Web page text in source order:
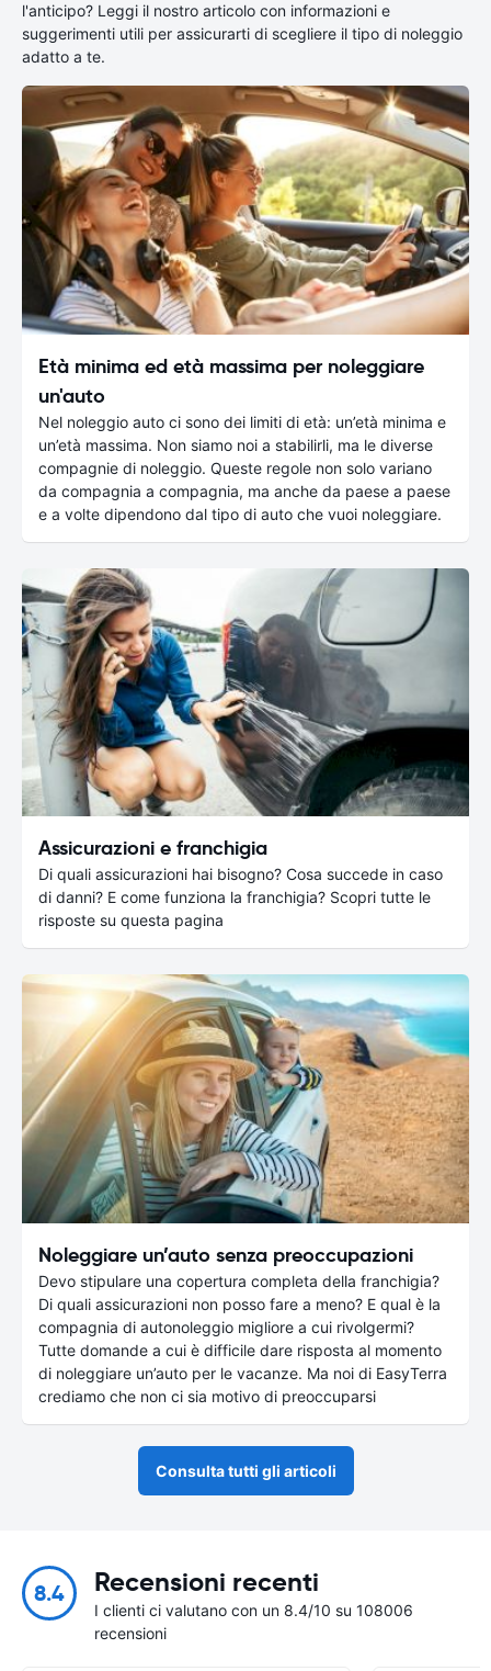
l'anticipo? Leggi il nostro articolo con informazioni e
suggerimenti utili per assicurarti di scegliere il tipo di noleggio
adatto a te.
Età minima ed età massima per noleggiare
un'auto
Nel noleggio auto ci sono dei limiti di età: un’età minima e
un’età massima. Non siamo noi a stabilirli, ma le diverse
compagnie di noleggio. Queste regole non solo variano
da compagnia a compagnia, ma anche da paese a paese
e a volte dipendono dal tipo di auto che vuoi noleggiare.
Assicurazioni e franchigia
Di quali assicurazioni hai bisogno? Cosa succede in caso
di danni? E come funziona la franchigia? Scopri tutte le
risposte su questa pagina
Noleggiare un’auto senza preoccupazioni
Devo stipulare una copertura completa della franchigia?
Di quali assicurazioni non posso fare a meno? E qual è la
compagnia di autonoleggio migliore a cui rivolgermi?
Tutte domande a cui è difficile dare risposta al momento
di noleggiare un’auto per le vacanze. Ma noi di EasyTerra
crediamo che non ci sia motivo di preoccuparsi
Consulta tutti gli articoli
8.4 Recensioni recenti
I clienti ci valutano con un 8.4/10 su 108006
recensioni